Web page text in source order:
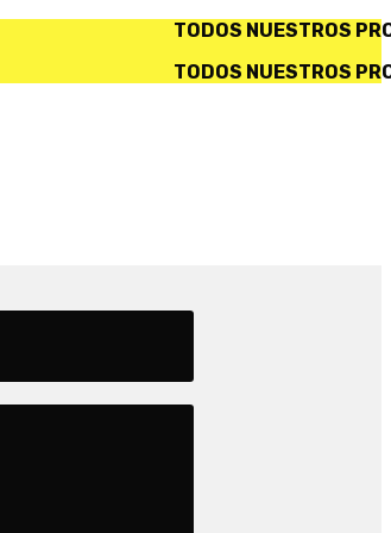
PRODUCTOS INCLUYEN IVA.
PRODUCTOS INCLUYEN IVA.